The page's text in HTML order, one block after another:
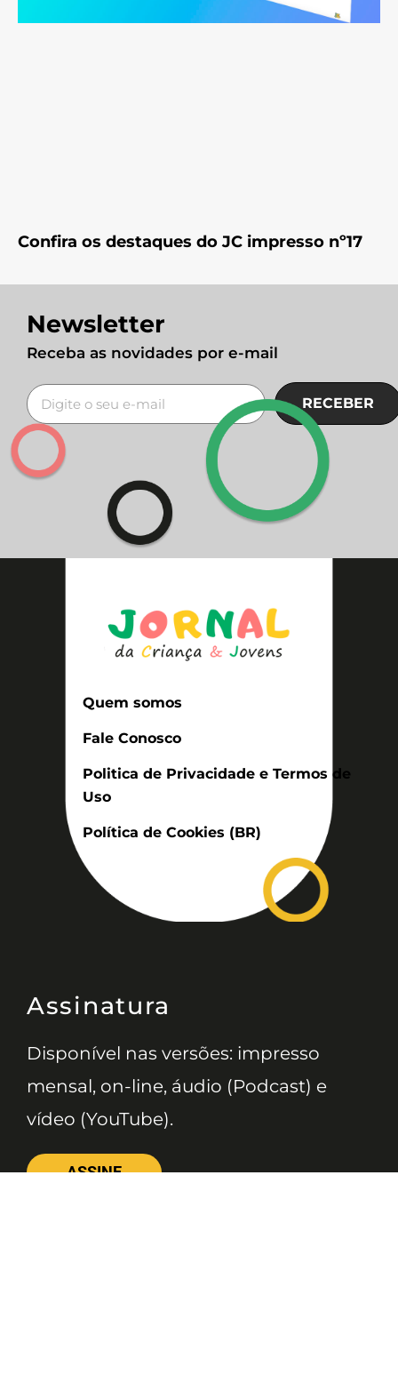
Confira os destaques do JC impresso nº17
Newsletter
Receba as novidades por e-mail
RECEBER
Quem somos
Fale Conosco
Politica de Privacidade e Termos de
Uso
Política de Cookies (BR)
Assinatura
Disponível nas versões: impresso
mensal, on-line, áudio (Podcast) e
vídeo (YouTube).
ASSINE